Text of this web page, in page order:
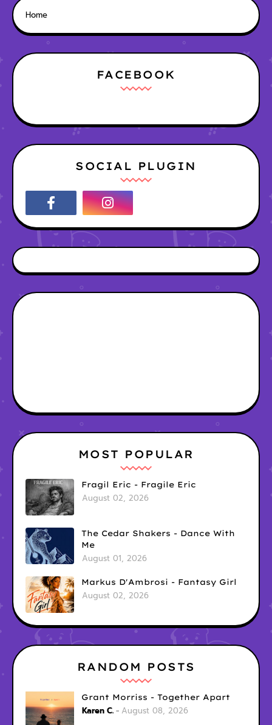
Home
FACEBOOK
SOCIAL PLUGIN
MOST POPULAR
Fragil Eric - Fragile Eric
August 02, 2026
The Cedar Shakers - Dance With
Me
August 01, 2026
Markus D'Ambrosi - Fantasy Girl
August 02, 2026
RANDOM POSTS
Grant Morriss - Together Apart
Karen C. August 08, 2026